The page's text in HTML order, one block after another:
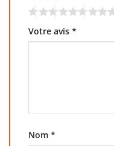
Votre avis *
Nom *